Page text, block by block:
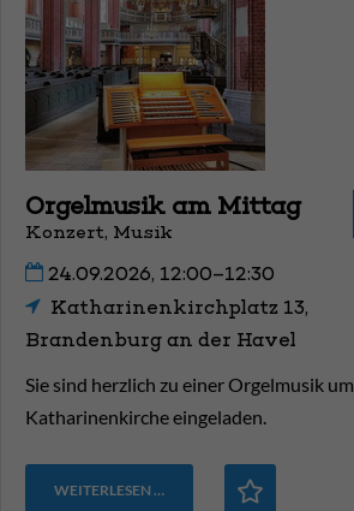
Orgelmusik am Mittag
Konzert, Musik
24.09.2026, 12:00–12:30
Katharinenkirchplatz 13,
Brandenburg an der Havel
Sie sind herzlich zu einer Orgelmusik
Katharinenkirche eingeladen.
WEITERLESEN …